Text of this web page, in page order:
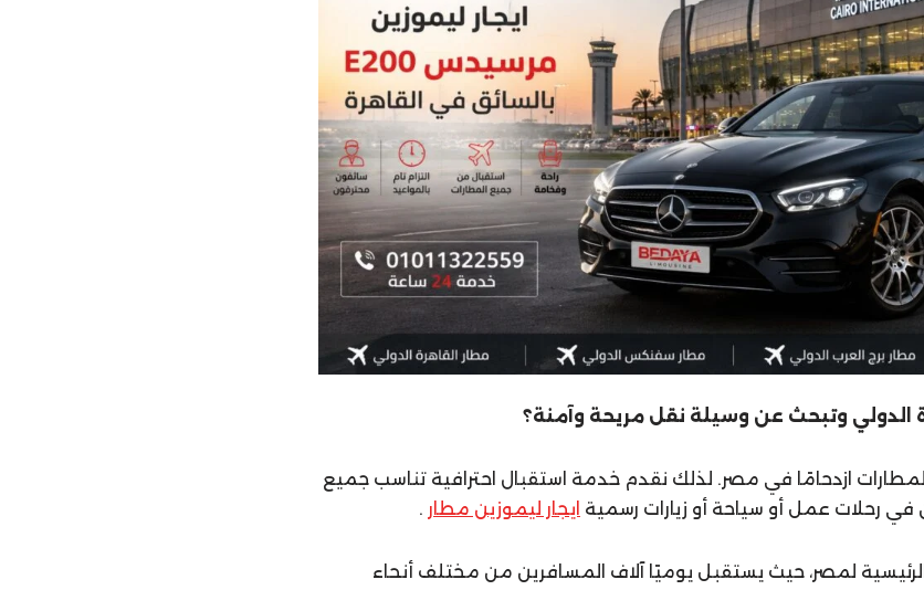
الدولي وتبحث عن وسيلة نقل مريحة وآمنة؟
المطارات ازدحامًا في مصر. لذلك نقدم خدمة استقبال احترافية تناسب جميع
في رحلات عمل أو سياحة أو زيارات رسمية ايجار ليموزين مطار .
الرئيسية لمصر، حيث يستقبل يوميًا آلاف المسافرين من مختلف أنحاء